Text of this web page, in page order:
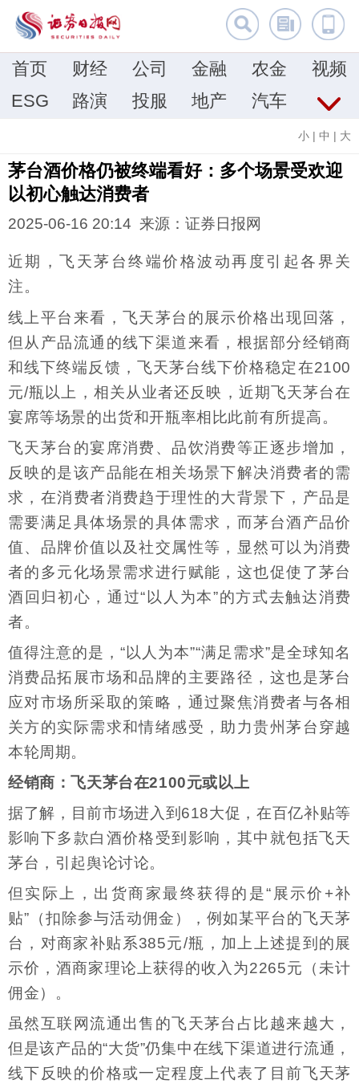
首页 财经 公司 金融 农金
视频
ESG
路演 投服 地产 汽车
小 | 中 | 大
茅台酒价格仍被终端看好：多个场景受欢迎
以初心触达消费者
2025-06-16 20:14 来源：证券日报网
近期，飞天茅台终端价格波动再度引起各界关
注。
线上平台来看，飞天茅台的展示价格出现回落，
但从产品流通的线下渠道来看，根据部分经销商
和线下终端反馈，飞天茅台线下价格稳定在2100
元/瓶以上，相关从业者还反映，近期飞天茅台在
宴席等场景的出货和开瓶率相比此前有所提高。
飞天茅台的宴席消费、品饮消费等正逐步增加，
反映的是该产品能在相关场景下解决消费者的需
求，在消费者消费趋于理性的大背景下，产品是
需要满足具体场景的具体需求，而茅台酒产品价
值、品牌价值以及社交属性等，显然可以为消费
者的多元化场景需求进行赋能，这也促使了茅台
酒回归初心，通过“以人为本”的方式去触达消费
者。
值得注意的是，“以人为本”“满足需求”是全球知名
消费品拓展市场和品牌的主要路径，这也是茅台
应对市场所采取的策略，通过聚焦消费者与各相
关方的实际需求和情绪感受，助力贵州茅台穿越
本轮周期。
经销商：飞天茅台在2100元或以上
据了解，目前市场进入到618大促，在百亿补贴等
影响下多款白酒价格受到影响，其中就包括飞天
茅台，引起舆论讨论。
但实际上，出货商家最终获得的是“展示价+补
贴”（扣除参与活动佣金），例如某平台的飞天茅
台，对商家补贴系385元/瓶，加上上述提到的展
示价，酒商家理论上获得的收入为2265元（未计
佣金）。
虽然互联网流通出售的飞天茅台占比越来越大，
但是该产品的“大货”仍集中在线下渠道进行流通，
线下反映的价格或一定程度上代表了目前飞天茅